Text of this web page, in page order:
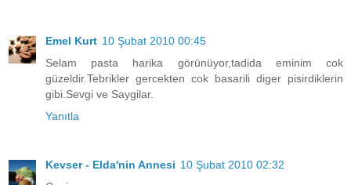
Emel Kurt 10 Şubat 2010 00:45
Selam pasta harika görünüyor,tadida eminim cok
güzeldir.Tebrikler gercekten cok basarili diger pisirdiklerin
gibi.Sevgi ve Saygilar.
Yanıtla
Kevser - Elda'nin Annesi 10 Şubat 2010 02:32